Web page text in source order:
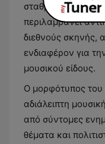
σταθμού συνθέτει
περιλαμβάνει
διεθνούς σκηνής,
ενδιαφέρον για
μουσικού είδους.
Ο μορφότυπος του
αδιάλειπτη
από σύντομες
θέματα και